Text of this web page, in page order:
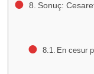
Sonuç:
En cesur